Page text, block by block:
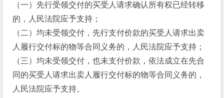
（一）先行受领交付的买受人请求确认所有权已经转移
的，人民法院应予支持；
（二）均未受领交付，先行支付价款的买受人请求出卖
人履行交付标的物等合同义务的，人民法院应予支持；
（三）均未受领交付，也未支付价款，依法成立在先合
同的买受人请求出卖人履行交付标的物等合同义务的，
人民法院应予支持。